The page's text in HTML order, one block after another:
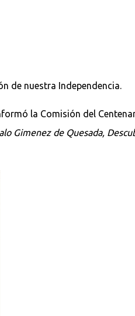
de nuestra Independencia.
la Comisión del
Gimenez de Quesada,